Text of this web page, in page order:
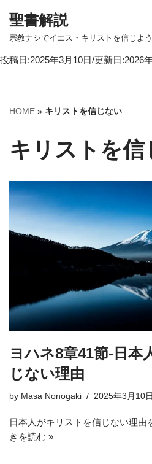
コ
テ
へ
ッ
聖書解説
宗教ナシでイエス・キリストを信じよう
投稿日:2025年3月10日/更新日:2026
HOME » キリストを信じない
キリストを信
ヨハネ8章41節-日本
じない理由
by Masa Nonogaki 2025年3月10日
日本人がキリストを信じない理
きを読む »